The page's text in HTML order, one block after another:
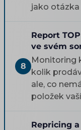
jako
8
Report
ve svém
Monitoring
kolik
ale, co
položek
Repricing